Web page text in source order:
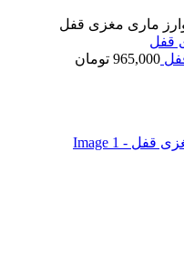
965,000 تومان